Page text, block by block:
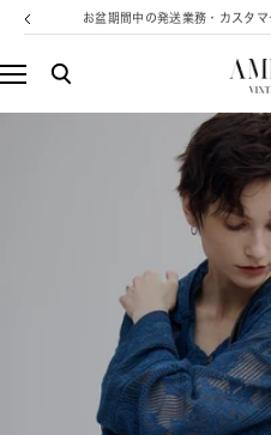
ン
へ
戻
お盆期間中の発送業務・カスタ
ナ
ゲ
AMERI